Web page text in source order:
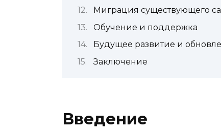
Миграция существующего
Обучение и поддержка
Будущее развитие и
Заключение
Введение